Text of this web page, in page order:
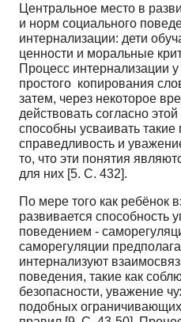
Центральное место в
и норм социального
интернализации: дети
ценности и моральные
Процесс интернализации
простого копирования
затем, через некоторое
действовать согласно
способны усваивать такие
справедливость и
то, что эти понятия
для них [5. С. 432].
По мере того как ребёнок
развивается способность
поведением -
саморегуляции
интернализуют
поведения, такие как
безопасности, уважение
подобных